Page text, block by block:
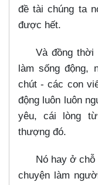
đề tài chúng ta
được hết.
Và đồng thời
làm sống động,
chút - các con
động luôn luôn
yêu, cái lòng
thượng đó.
Nó hay ở
chuyện làm